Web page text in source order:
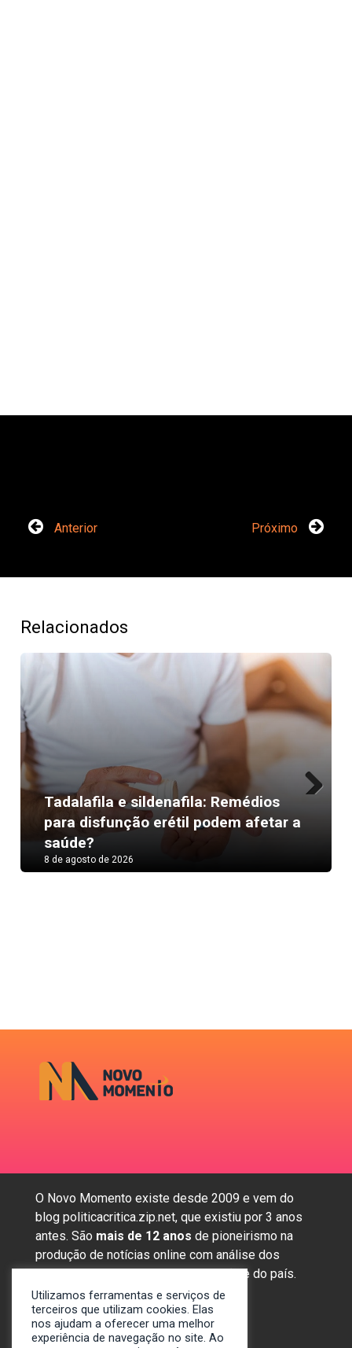
Anterior Próximo
Relacionados
Tadalafila e sildenafila: Remédios
para disfunção erétil podem afetar a
saúde?
8 de agosto de 2026
Next
O Novo Momento existe desde 2009 e vem do
blog politicacritica.zip.net, que existiu por 3 anos
antes. São mais de 12 anos de pioneirismo na
produção de notícias online com análise dos
assuntos mais importantes da região e do país.
Sobre nós
Utilizamos ferramentas e serviços de
terceiros que utilizam cookies. Elas
nos ajudam a oferecer uma melhor
experiência de navegação no site. Ao